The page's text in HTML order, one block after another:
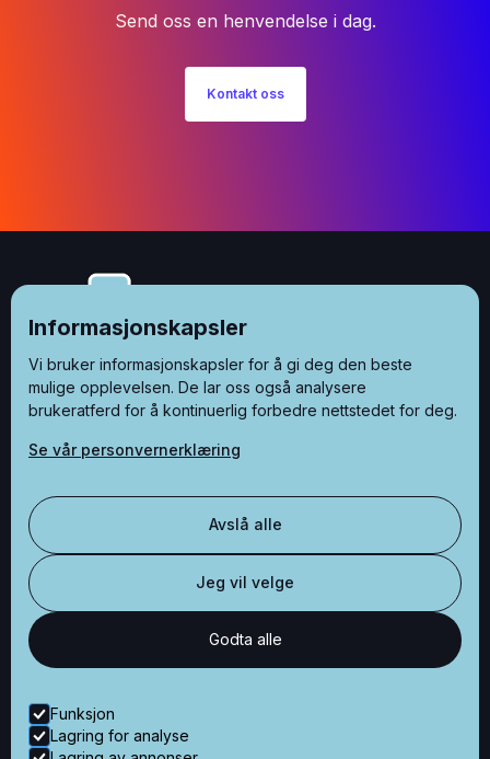
Informasjonskapsler
Vi bruker informasjonskapsler for å gi deg den beste
mulige opplevelsen. De lar oss også analysere
brukeratferd for å kontinuerlig forbedre nettstedet for deg.
Se vår personvernerklæring
Avslå alle
Jeg vil velge
Godta alle
Funksjon
Lagring for analyse
Send oss en henvendelse i dag.
Kontakt oss
Kontaktinformasjon
post@nyetillen.no